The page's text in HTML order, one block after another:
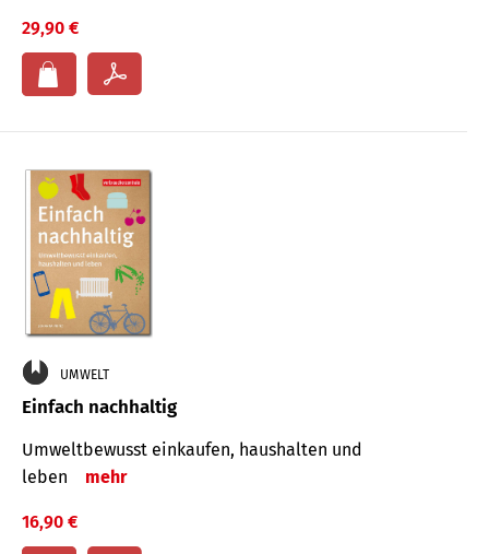
29,90 €
UMWELT
Einfach nachhaltig
Umweltbewusst einkaufen, haushalten und
leben
mehr
16,90 €